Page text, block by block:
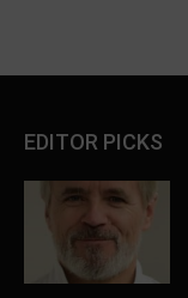
EDITOR PICKS